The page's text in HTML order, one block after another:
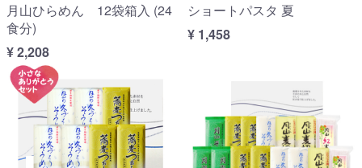
月山ひらめん 12袋箱入 (24
食分)
¥ 2,208
ショートパスタ 夏
¥ 1,458